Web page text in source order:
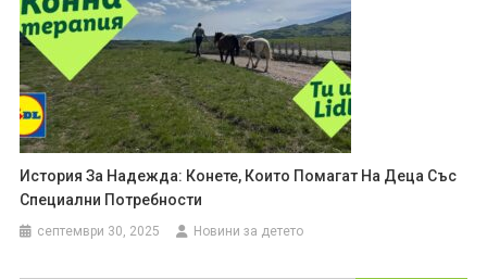
История За Надежда: Конете, Които Помагат На Деца Със
Специални Потребности
септември 30, 2025 Новини за детето